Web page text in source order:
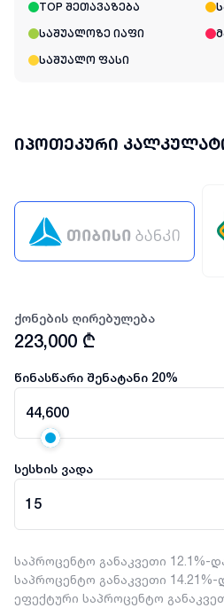
TOP შეთავაზება
საშუალოზე იაფი
საშუალო ფასი
იპოთეკური
ქონების ღირებულება
223,000 ₾
წინასწარი შენატანი 20%
44,600
სესხის ვადა
15
საპროცენტო განაკვეთი 12.1%-
საპროცენტო განაკვეთი
ეფექტური საპროცენტო